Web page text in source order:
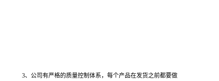
3、公司有严格的质量控制体系，每个产品在发货之前都要做